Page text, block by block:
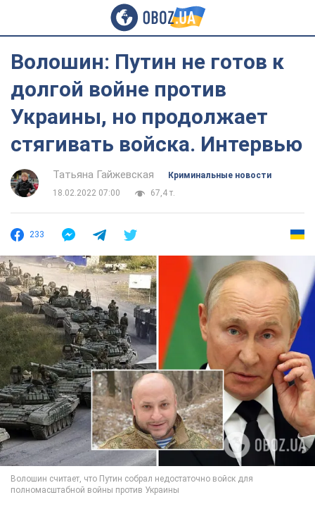
Волошин: Путин не готов к
долгой войне против
Украины, но продолжает
стягивать войска. Интервью
Татьяна Гайжевская
Криминальные новости
18.02.2022 07:00
67,4 т.
233